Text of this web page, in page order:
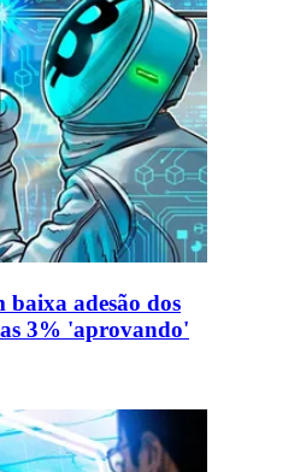
adesão dos
3% 'aprovando'